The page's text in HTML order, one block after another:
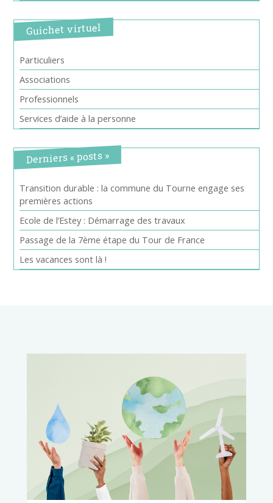
Guichet virtuel
Particuliers
Associations
Professionnels
Services d’aide à la personne
Derniers « posts »
Transition durable : la commune du Tourne engage ses
premières actions
Ecole de l’Estey : Démarrage des travaux
Passage de la 7ème étape du Tour de France
Les vacances sont là !